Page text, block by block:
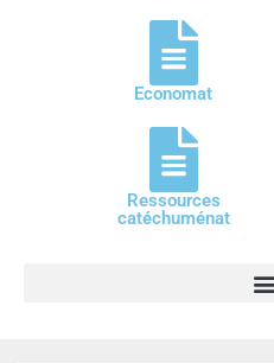
Economat
Ressources
catéchuménat